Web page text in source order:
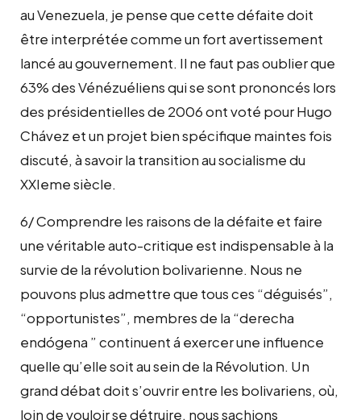
au Venezuela, je pense que cette défaite doit
être interprétée comme un fort avertissement
lancé au gouvernement. Il ne faut pas oublier que
63% des Vénézuéliens qui se sont prononcés lors
des présidentielles de 2006 ont voté pour Hugo
Chávez et un projet bien spécifique maintes fois
discuté, à savoir la transition au socialisme du
XXIeme siècle.
6/ Comprendre les raisons de la défaite et faire
une véritable auto-critique est indispensable à la
survie de la révolution bolivarienne. Nous ne
pouvons plus admettre que tous ces “déguisés”,
“opportunistes”, membres de la “derecha
endógena ” continuent á exercer une influence
quelle qu’elle soit au sein de la Révolution. Un
grand débat doit s’ouvrir entre les bolivariens, où,
loin de vouloir se détruire, nous sachions